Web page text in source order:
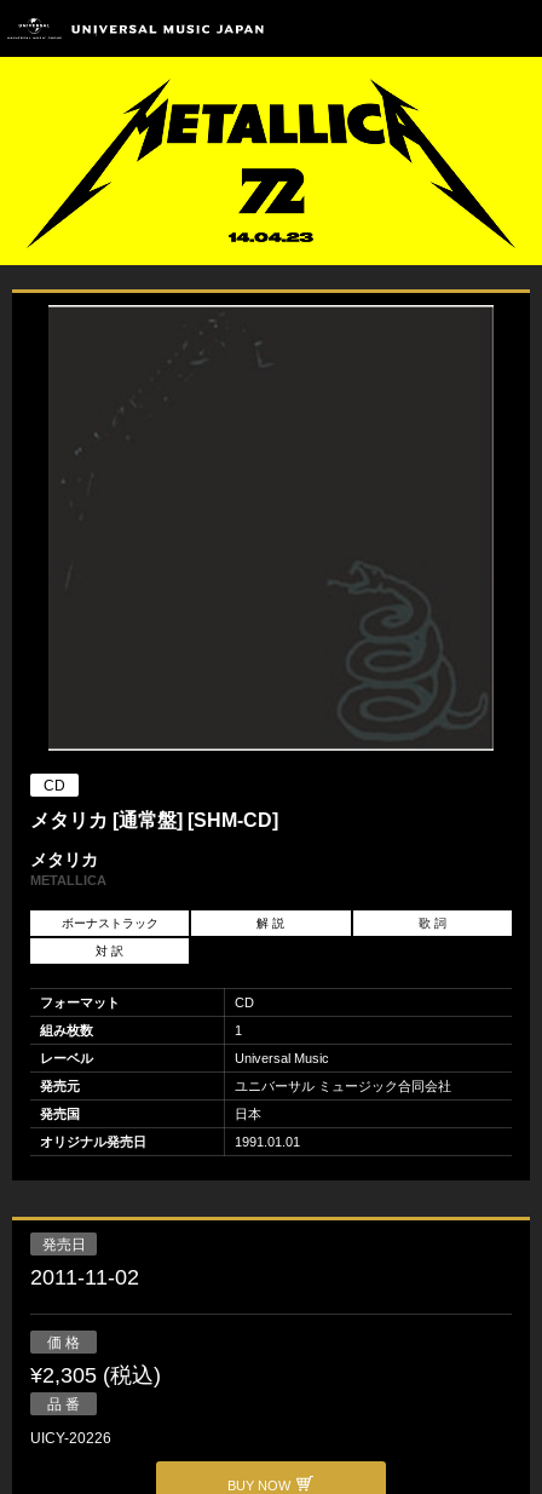
CD
メタリカ [通常盤] [SHM-CD]
メタリカ
METALLICA
ボーナストラック 解 説 歌 詞
対 訳
フォーマット
CD
組み枚数
1
レーベル
Universal Music
発売元
ユニバーサル ミュージック合同会社
発売国
日本
オリジナル発売日
1991.01.01
発売日
2011-11-02
価 格
¥2,305 (税込)
品 番
UICY-20226
BUY NOW